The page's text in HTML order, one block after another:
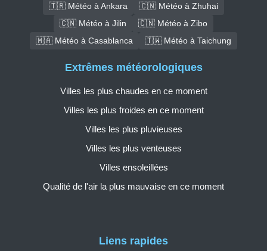
🇹🇷 Météo à Ankara
🇨🇳 Météo à Zhuhai
🇨🇳 Météo à Jilin
🇨🇳 Météo à Zibo
🇲🇦 Météo à Casablanca
🇹🇼 Météo à Taichung
Liens rapides
Extrêmes météorologiques
Villes les plus chaudes en ce moment
Villes les plus froides en ce moment
Villes les plus pluvieuses
Villes les plus venteuses
Villes ensoleillées
Qualité de l'air la plus mauvaise en ce moment